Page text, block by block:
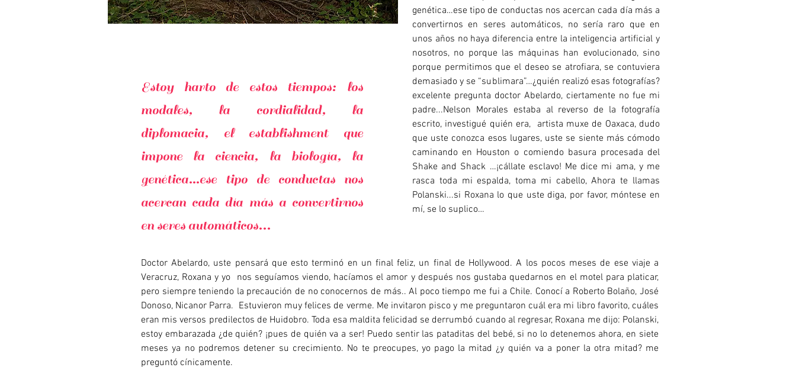
Estoy harto de estos tiempos: los
modales, la cordialidad, la
diplomacia, el establishment que
impone la ciencia, la biología, la
genética…ese tipo de conductas nos
acercan cada día más a convertirnos
en seres automáticos...
genética…ese tipo de conductas nos acercan cada día más a
convertirnos en seres automáticos, no sería raro que en
unos años no haya diferencia entre la inteligencia artificial y
nosotros, no porque las máquinas han evolucionado, sino
porque permitimos que el deseo se atrofiara, se contuviera
demasiado y se “sublimara”…¿quién realizó esas fotografías?
excelente pregunta doctor Abelardo, ciertamente no fue mi
padre...Nelson Morales estaba al reverso de la fotografía
escrito, investigué quién era, artista muxe de Oaxaca, dudo
que uste conozca esos lugares, uste se siente más cómodo
caminando en Houston o comiendo basura procesada del
Shake and Shack …¡cállate esclavo! Me dice mi ama, y me
rasca toda mi espalda, toma mi cabello, Ahora te llamas
Polanski...si Roxana lo que uste diga, por favor, móntese en
mí, se lo suplico…
Doctor Abelardo, uste pensará que esto terminó en un final feliz, un final de Hollywood. A los pocos meses de ese viaje a
Veracruz, Roxana y yo nos seguíamos viendo, hacíamos el amor y después nos gustaba quedarnos en el motel para platicar,
pero siempre teniendo la precaución de no conocernos de más.. Al poco tiempo me fui a Chile. Conocí a Roberto Bolaño, José
Donoso, Nicanor Parra. Estuvieron muy felices de verme. Me invitaron pisco y me preguntaron cuál era mi libro favorito, cuáles
eran mis versos predilectos de Huidobro. Toda esa maldita felicidad se derrumbó cuando al regresar, Roxana me dijo: Polanski,
estoy embarazada ¿de quién? ¡pues de quién va a ser! Puedo sentir las pataditas del bebé, si no lo detenemos ahora, en siete
meses ya no podremos detener su crecimiento. No te preocupes, yo pago la mitad ¿y quién va a poner la otra mitad? me
preguntó cínicamente.